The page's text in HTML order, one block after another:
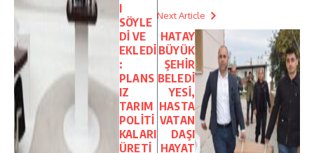
I
SÖYLE
Dİ VE
EKLEDİ
:
PLANS
IZ
TARIM
POLİTİ
KALARI
ÜRETİ
Next Article
HATAY
BÜYÜK
ŞEHİR
BELEDİ
YESİ,
HASTA
VATAN
DAŞI
HAYAT